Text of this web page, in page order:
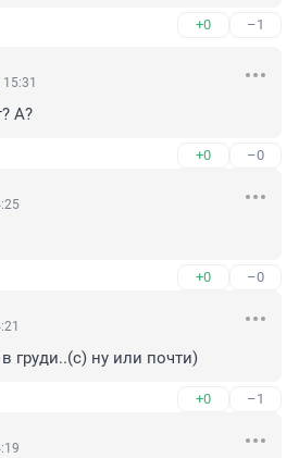
+0 –1
А?
+0 –0
+0 –0
груди..(с) ну или почти)
+0 –1